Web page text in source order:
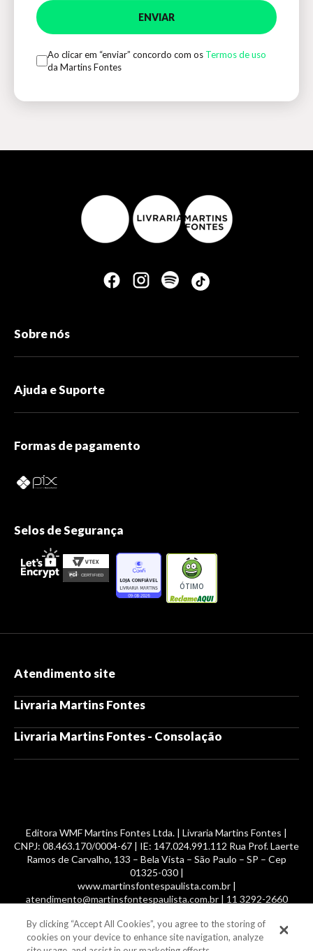
ENVIAR
Ao clicar em “enviar” concordo com os Termos de uso
da Martins Fontes
Sobre nós
Ajuda e Suporte
Formas de pagamento
Selos de Segurança
ÓTIMO
Atendimento site
Livraria Martins Fontes
Livraria Martins Fontes - Consolação
Editora WMF Martins Fontes Ltda. | Livraria Martins Fontes |
CNPJ: 08.463.170/0004-67 | IE: 147.024.991.112 Rua Prof. Laerte
Ramos de Carvalho, 133 – Bela Vista – São Paulo – SP – Cep
01325-030 |
www.martinsfontespaulista.com.br |
atendimento@martinsfontespaulista.com.br | 11 3292-2660
© 2014 -2026, MartinsFontes livros nacionais e importados,
com mais de 700 mil títulos. Todos os direitos reservados.
By clicking “Accept All Cookies”, you agree to the storing of
cookies on your device to enhance site navigation, analyze